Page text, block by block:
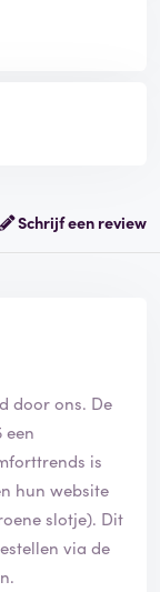
Schrijf een review
door ons. De
een
is
hun website
slotje). Dit
via de